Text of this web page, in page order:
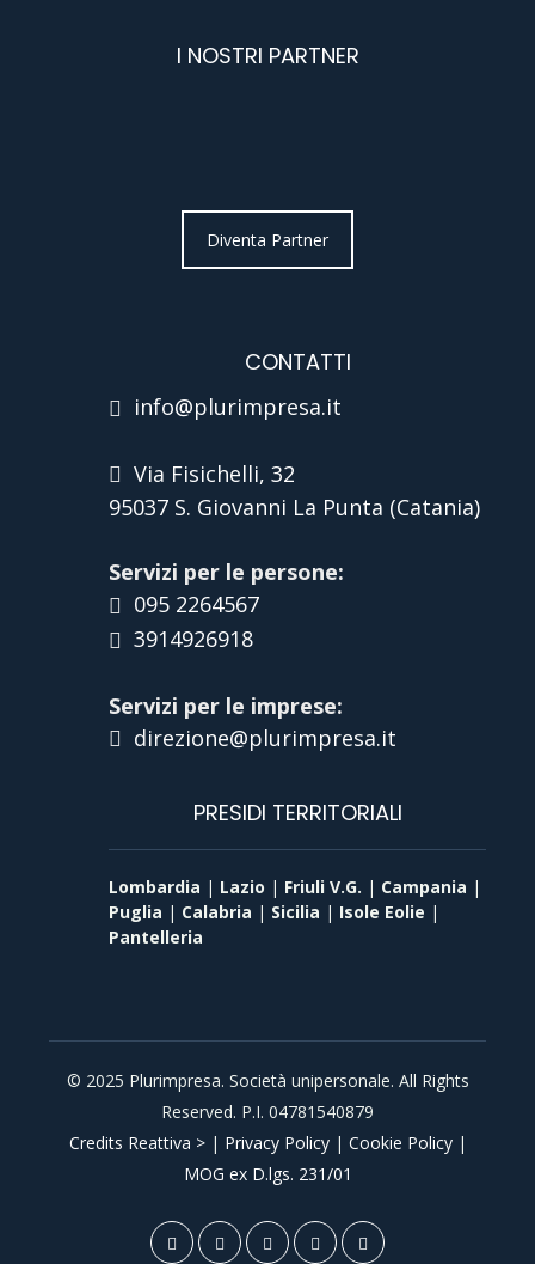
I NOSTRI PARTNER
Diventa Partner
CONTATTI
info@plurimpresa.it
Via Fisichelli, 32
95037 S. Giovanni La Punta (Catania)
Servizi per le persone:
095 2264567
3914926918
Servizi per le imprese:
direzione@plurimpresa.it
PRESIDI TERRITORIALI
Lombardia | Lazio | Friuli V.G. | Campania |
Puglia | Calabria | Sicilia | Isole Eolie |
Pantelleria
© 2025 Plurimpresa. Società unipersonale. All Rights
Reserved. P.I. 04781540879
Credits Reattiva >| Privacy Policy| Cookie Policy|
MOG ex D.lgs. 231/01